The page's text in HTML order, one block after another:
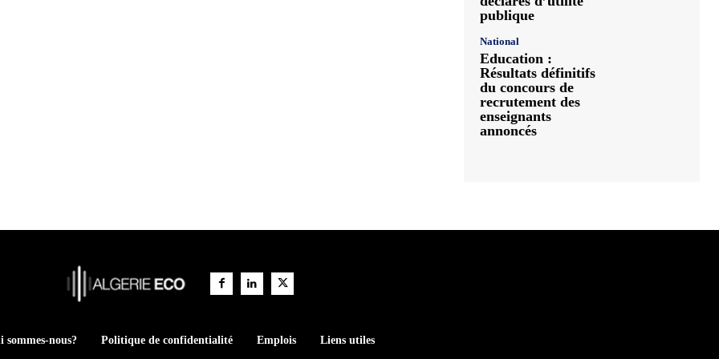
publique
National
Education :
Résultats définitifs
du concours de
recrutement des
enseignants
annoncés
sommes-nous? Politique de confidentialité Emplois Liens utiles